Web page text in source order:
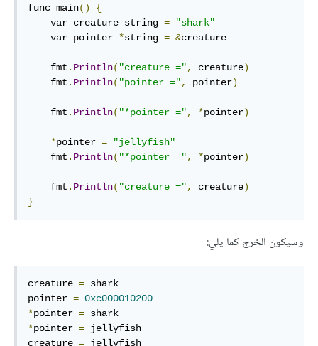
func main()
{
    var creature string
=
"shark"
    var pointer
*string = &creature
    fmt
. Println( "creature =", creature)
    fmt
. Println( "pointer =", pointer)
    fmt
. Println( "*pointer =", *pointer)
*pointer =
"jellyfish"
    fmt
. Println( "*pointer =", *pointer)
    fmt
. Println( "creature =", creature)
}
وسيكون الخرج كما يلي:
creature = shark
pointer = 0xc000010200
*pointer =
*pointer = jellyfish
creature = jellyfish